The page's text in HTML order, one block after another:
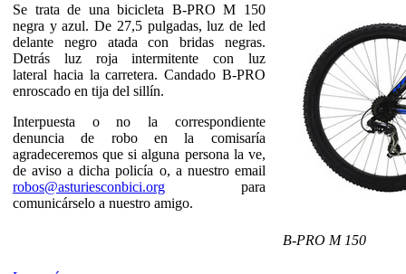
B-PRO M 150
Se trata de una bicicleta B-PRO M 150
negra y azul. De 27,5 pulgadas, luz de led
delante negro atada con bridas negras.
Detrás luz roja intermitente con luz
lateral hacia la carretera. Candado B-PRO
enroscado en tija del sillín.
Interpuesta o no la correspondiente
denuncia de robo en la comisaría
agradeceremos que si alguna persona la ve,
de aviso a dicha policía o, a nuestro email
robos@asturiesconbici.org para
comunicárselo a nuestro amigo.